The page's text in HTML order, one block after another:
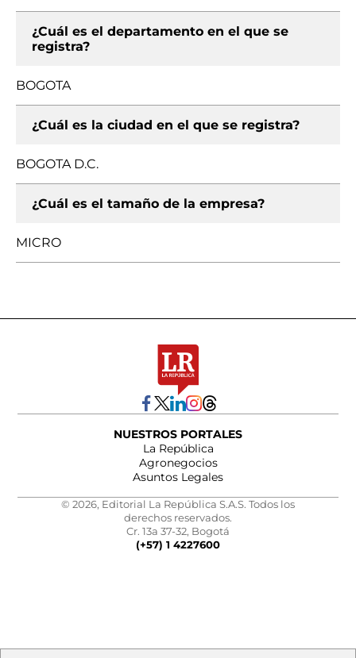
¿Cuál es el departamento en el que se
registra?
BOGOTA
¿Cuál es la ciudad en el que se registra?
BOGOTA D.C.
¿Cuál es el tamaño de la empresa?
MICRO
NUESTROS PORTALES
La República
Agronegocios
Asuntos Legales
© 2026, Editorial La República S.A.S. Todos los
derechos reservados.
Cr. 13a 37-32, Bogotá
(+57) 1 4227600